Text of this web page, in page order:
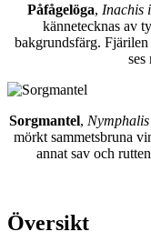
Påfågelöga, Inachis
kännetecknas av
bakgrundsfärg.
ses
Sorgmantel,
mörkt sammetsbruna
annat sav och
Översikt